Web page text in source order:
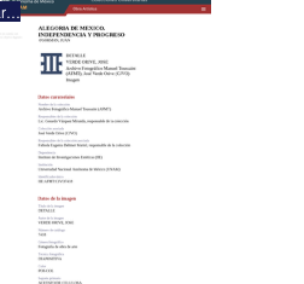
Registro de colección universitaria